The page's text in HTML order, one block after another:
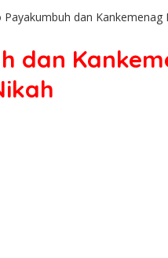
Payakumbuh dan
dan